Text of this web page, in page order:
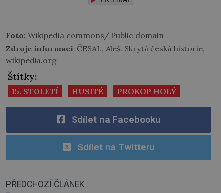
Foto: Wikipedia commons/ Public domain
Zdroje informací: ČESAL, Aleš. Skrytá česká historie,
wikipedia.org
Štítky:
15. STOLETÍ HUSITÉ PROKOP HOLÝ
Sdílet na Facebooku
Sdílet na Twitteru
PŘEDCHOZÍ ČLÁNEK